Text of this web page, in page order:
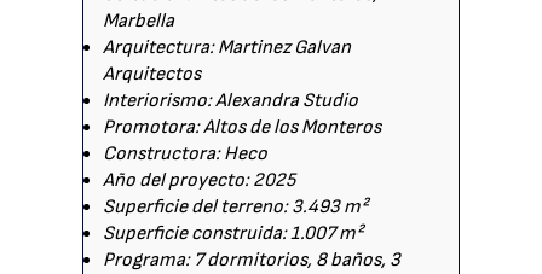
Marbella
Arquitectura: Martinez Galvan
Arquitectos
Interiorismo: Alexandra Studio
Promotora: Altos de los Monteros
Constructora: Heco
Año del proyecto: 2025
Superficie del terreno: 3.493 m²
Superficie construida: 1.007 m²
Programa: 7 dormitorios, 8 baños, 3